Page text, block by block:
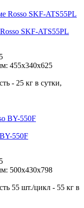
SKF-ATS55PL
455х340х625
- 25 кг в сутки,
550F
500х430х798
55 шт./цикл - 55 кг в